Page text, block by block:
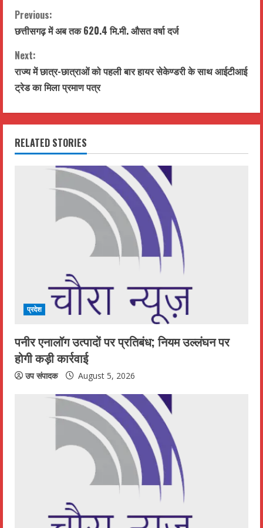
C
o
n
t
i
n
n
g
Previous:
छत्तीसगढ़ में अब तक 620.4 मि.मी. औसत वर्षा दर्ज
Next:
राज्य में छात्र-छात्राओं को पहली बार हायर सेकेण्डरी के साथ आईटीआई
ट्रेड का मिला प्रमाण पत्र
RELATED STORIES
प्रदेश
पनीर एनालॉग उत्पादों पर प्रतिबंध; नियम उल्लंघन पर
होगी कड़ी कार्रवाई
उप संपादक August 5, 2026